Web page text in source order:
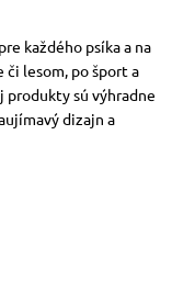
každého psíka a na
lesom, po šport a
produkty sú výhradne
dizajn a